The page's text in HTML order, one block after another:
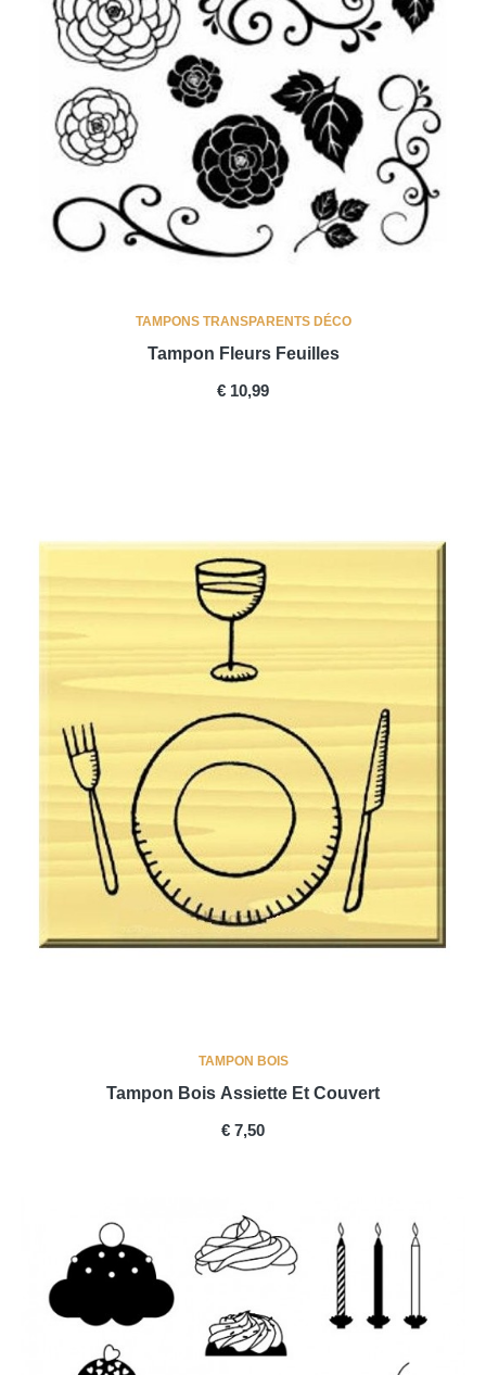
TAMPONS TRANSPARENTS DÉCO
Tampon Fleurs Feuilles
PRICE
€ 10,99
TAMPON BOIS
Tampon Bois Assiette Et Couvert
PRICE
€ 7,50